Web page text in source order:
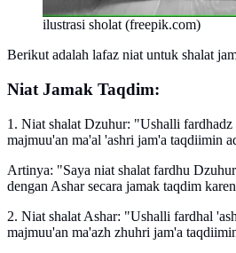
ilustrasi sholat (freepik.com)
Berikut adalah lafaz niat untuk shalat
Niat Jamak Taqdim:
1. Niat shalat Dzuhur: "Ushalli fardhadz
majmuu'an ma'al 'ashri jam'a taqdiimin
Artinya: "Saya niat shalat fardhu
dengan Ashar secara jamak taqdim
2. Niat shalat Ashar: "Ushalli fardhal
majmuu'an ma'azh zhuhri jam'a